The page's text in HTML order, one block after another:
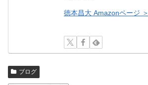
徳本昌大 Amazonページ ＞
ブログ